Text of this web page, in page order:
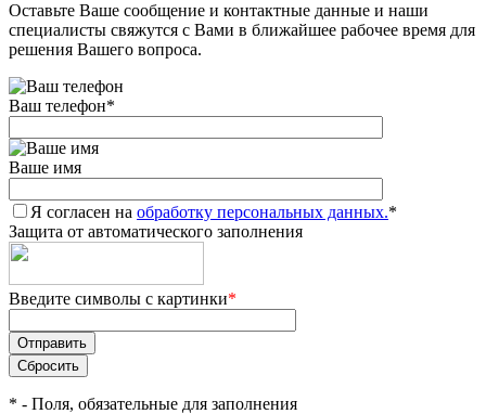
Оставьте Ваше сообщение и контактные данные и наши
специалисты свяжутся с Вами в ближайшее рабочее время для
решения Вашего вопроса.
Ваш телефон*
Ваше имя
Я согласен на обработку персональных данных.*
Защита от автоматического заполнения
Введите символы с картинки*
* - Поля, обязательные для заполнения